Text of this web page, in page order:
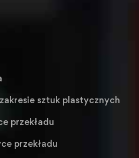
sztuk plastycznych
przekładu
przekładu